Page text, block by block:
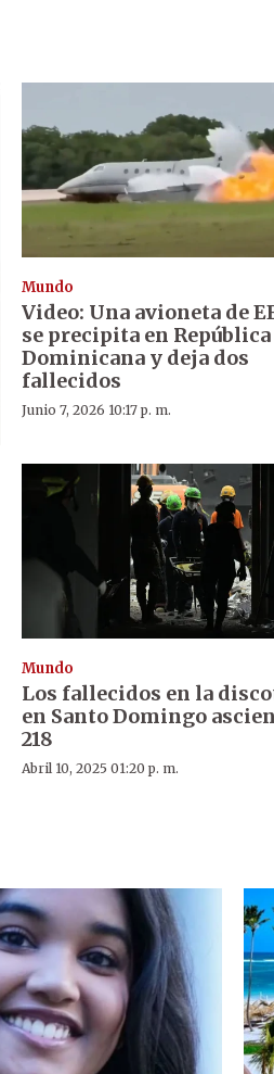
Mundo
Video: Una avioneta de
se precipita en República
Dominicana y deja dos
fallecidos
Junio 7, 2026 10:17 p. m.
Mundo
Los fallecidos en la
en Santo Domingo
218
Abril 10, 2025 01:20 p. m.